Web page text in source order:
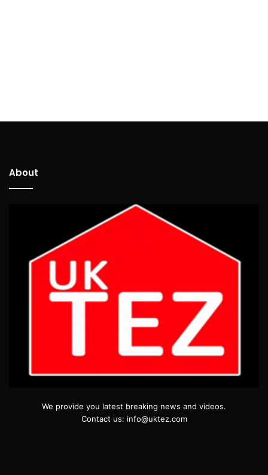
About
We provide you latest breaking news and videos.
Contact us: info@uktez.com